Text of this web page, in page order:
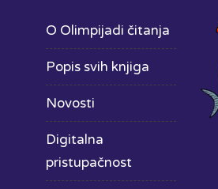
O Olimpijadi čitanja
Popis svih knjiga
Novosti
Digitalna
pristupačnost